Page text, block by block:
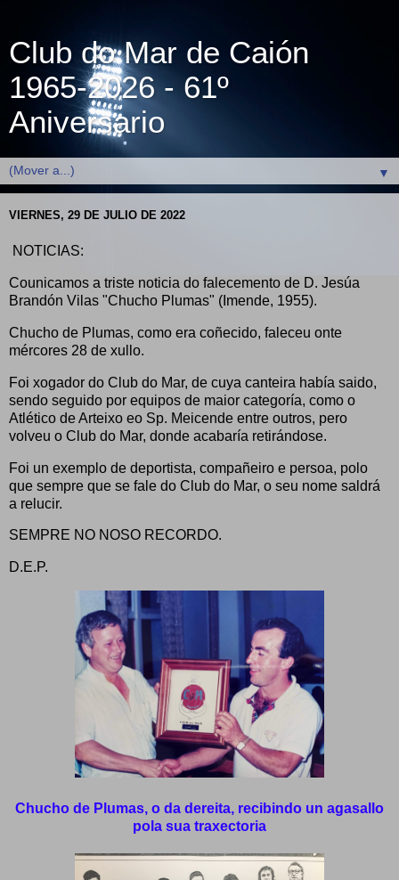
Club do Mar de Caión
1965-2026 - 61º
Aniversario
▼
VIERNES, 29 DE JULIO DE 2022
NOTICIAS:
Counicamos a triste noticia do falecemento de D. Jesúa
Brandón Vilas "Chucho Plumas" (Imende, 1955).
Chucho de Plumas, como era coñecido, faleceu onte
mércores 28 de xullo.
Foi xogador do Club do Mar, de cuya canteira había saido,
sendo seguido por equipos de maior categoría, como o
Atlético de Arteixo eo Sp. Meicende entre outros, pero
volveu o Club do Mar, donde acabaría retirándose.
Foi un exemplo de deportista, compañeiro e persoa, polo
que sempre que se fale do Club do Mar, o seu nome saldrá
a relucir.
SEMPRE NO NOSO RECORDO.
D.E.P.
Chucho de Plumas, o da dereita, recibindo un agasallo
pola sua traxectoria